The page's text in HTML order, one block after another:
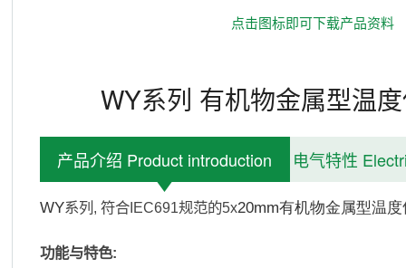
点击图标即可下载产品资料
WY系列 有机物金属型温
产品介绍 Product introduction 电气特性
WY系列 , 符合IEC691规范的5x20mm有机物金属型温度
功能与特色: